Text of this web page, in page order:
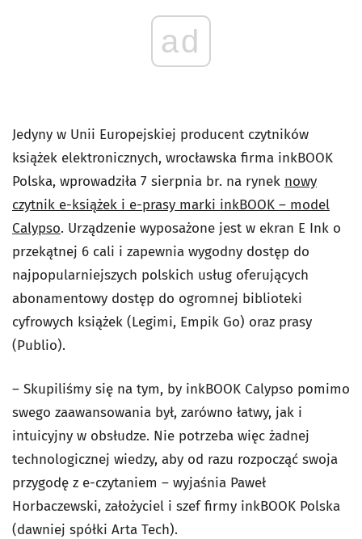
ad
Jedyny w Unii Europejskiej producent czytników
książek elektronicznych, wrocławska firma inkBOOK
Polska, wprowadziła 7 sierpnia br. na rynek nowy
czytnik e-książek i e-prasy marki inkBOOK – model
Calypso. Urządzenie wyposażone jest w ekran E Ink o
przekątnej 6 cali i zapewnia wygodny dostęp do
najpopularniejszych polskich usług oferujących
abonamentowy dostęp do ogromnej biblioteki
cyfrowych książek (Legimi, Empik Go) oraz prasy
(Publio).
– Skupiliśmy się na tym, by inkBOOK Calypso pomimo
swego zaawansowania był, zarówno łatwy, jak i
intuicyjny w obsłudze. Nie potrzeba więc żadnej
technologicznej wiedzy, aby od razu rozpocząć swoja
przygodę z e-czytaniem – wyjaśnia Paweł
Horbaczewski, założyciel i szef firmy inkBOOK Polska
(dawniej spółki Arta Tech).